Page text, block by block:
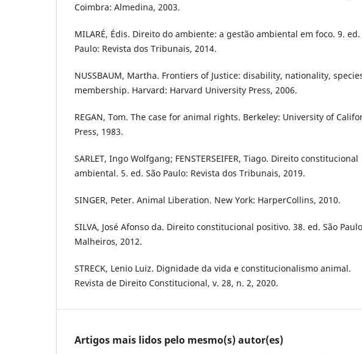
Coimbra: Almedina, 2003.
MILARÉ, Édis. Direito do ambiente: a gestão ambiental em foco. 9. ed.
Paulo: Revista dos Tribunais, 2014.
NUSSBAUM, Martha. Frontiers of Justice: disability, nationality,
membership. Harvard: Harvard University Press, 2006.
REGAN, Tom. The case for animal rights. Berkeley: University of
Press, 1983.
SARLET, Ingo Wolfgang; FENSTERSEIFER, Tiago. Direito constitucional
ambiental. 5. ed. São Paulo: Revista dos Tribunais, 2019.
SINGER, Peter. Animal Liberation. New York: HarperCollins, 2010.
SILVA, José Afonso da. Direito constitucional positivo. 38. ed. São
Malheiros, 2012.
STRECK, Lenio Luiz. Dignidade da vida e constitucionalismo animal.
Revista de Direito Constitucional, v. 28, n. 2, 2020.
Artigos mais lidos pelo mesmo(s) autor(es)